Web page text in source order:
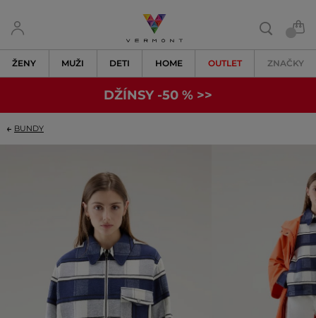
ŽENY MUŽI DETI HOME OUTLET ZNAČKY
DŽÍNSY -50 % >>
BUNDY